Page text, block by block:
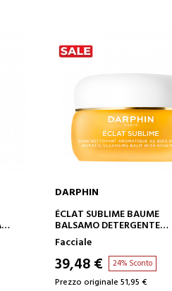
AGGIUNGI AL CARRELLO
DARPHIN
ÉCLAT SUBLIME BAUME
BALSAMO DETERGENTE
AROMATICO AL LEGNO DI ROSA
Facciale
39,48 € 24% Sconto
Prezzo originale 51,95 €